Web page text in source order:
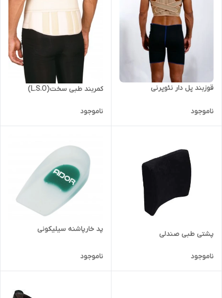
قوزبند پل دار نئوپرنی
ناموجود
کمربند طبی سخت(L.S.O)
ناموجود
پشتی طبی صندلی
ناموجود
پد خارپاشنه سیلیکونی
ناموجود